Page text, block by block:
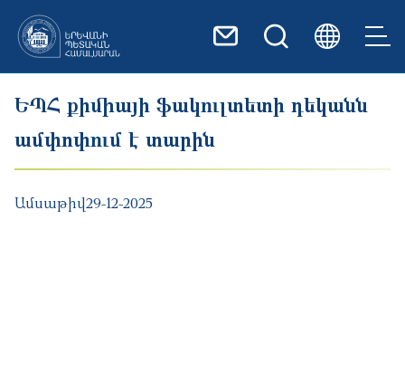
ԵՊՀ քիմիայի ֆակուլտետի դեկանն
ամփոփում է տարին
Ամսաթիվ29-12-2025